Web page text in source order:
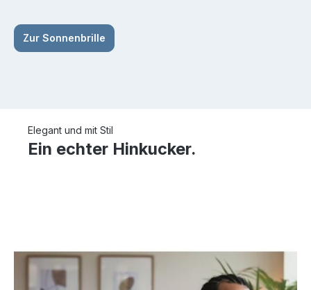
Zur Sonnenbrille
Elegant und mit Stil
Ein echter Hinkucker.